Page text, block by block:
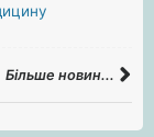
Більше новин...